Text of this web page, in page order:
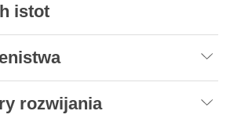
istot
rozwijania